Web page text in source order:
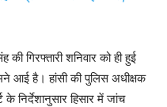
गिरफ्तारी शनिवार को ही हुई
आई है। हांसी की पुलिस अधीक्षक
के निर्देशानुसार हिसार में जांच